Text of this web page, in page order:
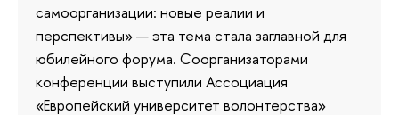
самоорганизации: новые реалии и
перспективы» — эта тема стала заглавной для
юбилейного форума. Соорганизаторами
конференции выступили Ассоциация
«Европейский университет волонтерства»